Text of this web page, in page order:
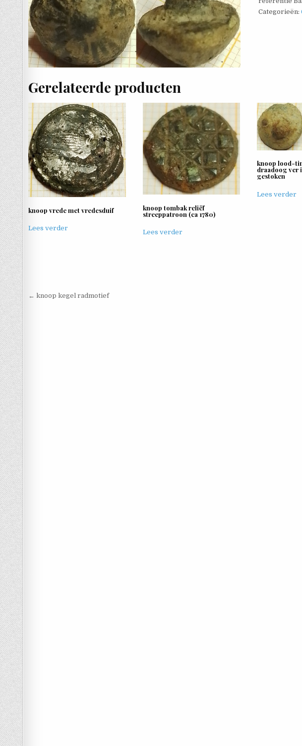
Categorieën:
Gerelateerde producten
knoop vrede met vredesduif
Lees verder
knoop tombak reliëf
streeppatroon (ca 1780)
Lees verder
knoop lood-
draadoog ver
gestoken
Lees verder
Berichtnavigatie
← knoop kegel radmotief